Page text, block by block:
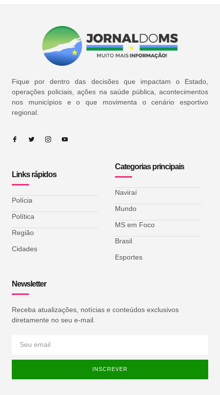
Fique por dentro das decisões que impactam o Estado,
operações policiais, ações na saúde pública, acontecimentos
nos municípios e o que movimenta o cenário esportivo
regional.
Links rápidos
Polícia
Política
Região
Cidades
Categorias principais
Naviraí
Mundo
MS em Foco
Brasil
Esportes
Newsletter
Receba atualizações, notícias e conteúdos exclusivos
diretamente no seu e-mail.
INSCREVER